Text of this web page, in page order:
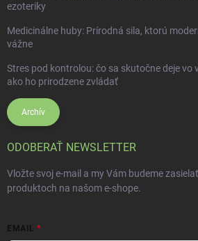
ezoteriky
Medicinálne huby: Prírodná sila, ktorú
vážne
Stres pod kontrolou: čo sa skutočne deje vo
ako ho prirodzene zvládať
Archív
ODOBERAŤ NEWSLETTER
Vložte svoj e-mail a my Vám budeme
produktoch na našom e-shope.
EMAIL